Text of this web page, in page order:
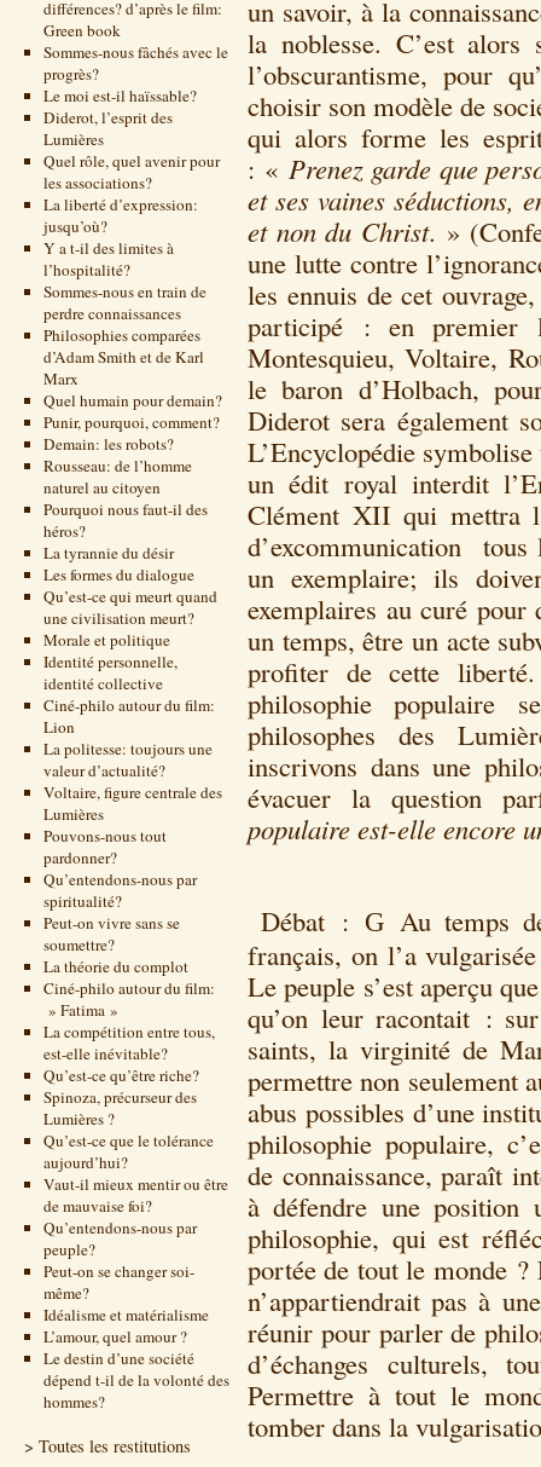
différences? d’après le film:
Green book
Sommes-nous fâchés avec le
progrès?
Le moi est-il haïssable?
Diderot, l’esprit des
Lumières
Quel rôle, quel avenir pour
les associations?
La liberté d’expression:
jusqu’où?
Y a t-il des limites à
l’hospitalité?
Sommes-nous en train de
perdre connaissances
Philosophies comparées
d’Adam Smith et de Karl
Marx
Quel humain pour demain?
Punir, pourquoi, comment?
Demain: les robots?
Rousseau: de l’homme
naturel au citoyen
Pourquoi nous faut-il des
héros?
La tyrannie du désir
Les formes du dialogue
Qu’est-ce qui meurt quand
une civilisation meurt?
Morale et politique
Identité personnelle,
identité collective
Ciné-philo autour du film:
Lion
La politesse: toujours une
valeur d’actualité?
Voltaire, figure centrale des
Lumières
Pouvons-nous tout
pardonner?
Qu’entendons-nous par
spiritualité?
Peut-on vivre sans se
soumettre?
La théorie du complot
Ciné-philo autour du film:
» Fatima »
La compétition entre tous,
est-elle inévitable?
Qu’est-ce qu’être riche?
Spinoza, précurseur des
Lumières ?
Qu’est-ce que le tolérance
aujourd’hui?
Vaut-il mieux mentir ou être
de mauvaise foi?
Qu’entendons-nous par
peuple?
Peut-on se changer soi-
même?
Idéalisme et matérialisme
L’amour, quel amour ?
Le destin d’une société
dépend t-il de la volonté des
hommes?
> Toutes les restitutions
un savoir, à la
la noblesse. C’est
l’obscurantisme, pour
choisir son modèle de
qui alors forme les
: « Prenez garde que
et ses vaines séductions,
et non du Christ. »
une lutte contre
les ennuis de cet
participé : en premier
Montesquieu, Voltaire,
le baron d’Holbach,
Diderot sera également
L’Encyclopédie
un édit royal interdit
Clément XII qui mettra
d’excommunication tous
un exemplaire; ils
exemplaires au curé
un temps, être un acte
profiter de cette
philosophie populaire
philosophes des
inscrivons dans une
évacuer la question
populaire est-elle encore
Débat : G Au temps
français, on l’a
Le peuple s’est aperçu
qu’on leur racontait :
saints, la virginité de
permettre non seulement
abus possibles d’une
philosophie populaire,
de connaissance, paraît
à défendre une position
philosophie, qui est
portée de tout le monde
n’appartiendrait pas à
réunir pour parler de
d’échanges culturels,
Permettre à tout le
tomber dans la